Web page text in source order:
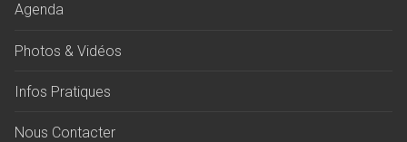
Agenda
Photos & Vidéos
Infos Pratiques
Nous Contacter